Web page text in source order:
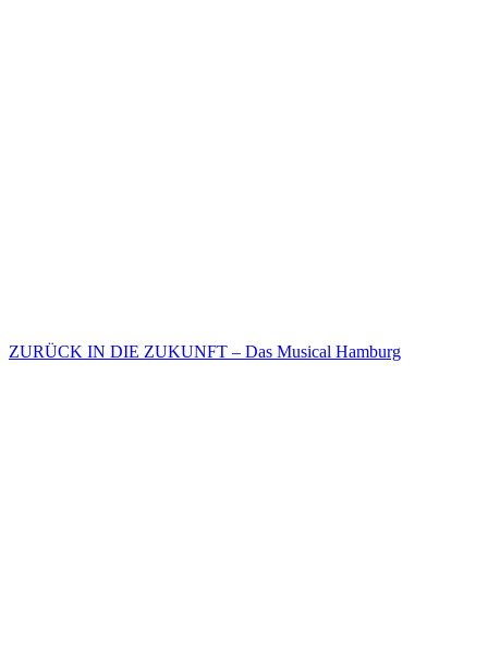
ZURÜCK IN DIE ZUKUNFT – Das Musical Hamburg